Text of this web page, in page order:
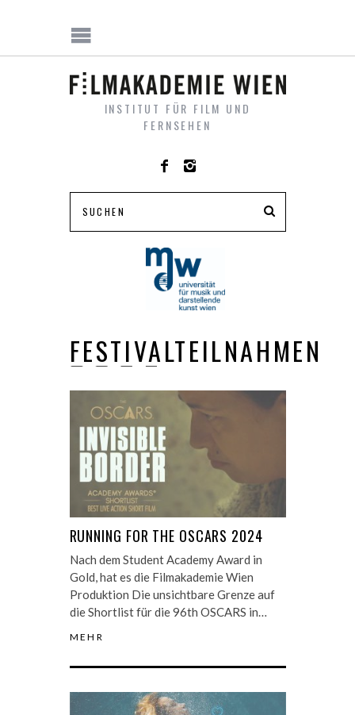
INSTITUT FÜR FILM UND
FERNSEHEN
FESTIVALTEILNAHMEN
RUNNING FOR THE OSCARS 2024
Nach dem Student Academy Award in
Gold, hat es die Filmakademie Wien
Produktion Die unsichtbare Grenze auf
die Shortlist für die 96th OSCARS in…
MEHR